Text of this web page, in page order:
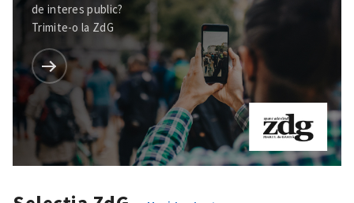
Trimite o informație
Despre ZdG
in English
на русском
de interes public?
Trimite-o la ZdG